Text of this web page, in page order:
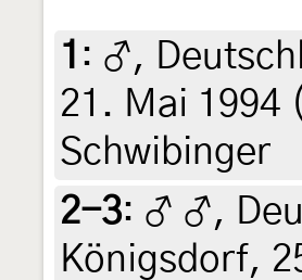
1 : ♂,
21. Mai 1994
Schwibinger
2-3: ♂ ♂,
Königsdorf,